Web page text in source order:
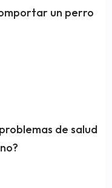
un perro
de salud